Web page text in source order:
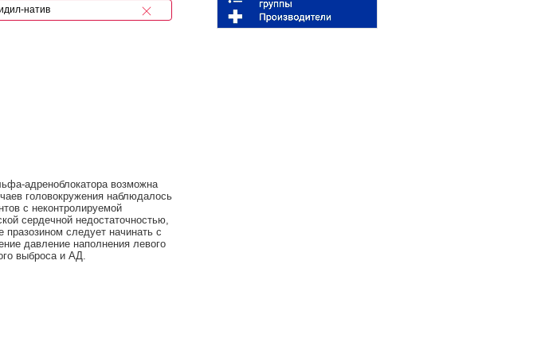
адреноблокатора возможна
головокружения наблюдалось
с неконтролируемой
сердечной недостаточностью,
следует начинать с
давление наполнения левого
выброса и АД.